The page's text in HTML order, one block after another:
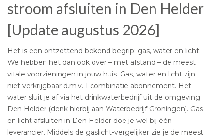
stroom afsluiten in Den Helder
[Update augustus 2026]
Het is een ontzettend bekend begrip: gas, water en licht.
We hebben het dan ook over – met afstand – de meest
vitale voorzieningen in jouw huis. Gas, water en licht zijn
niet verkrijgbaar d.m.v. 1 combinatie abonnement. Het
water sluit je af via het drinkwaterbedrijf uit de omgeving
Den Helder (denk hierbij aan Waterbedrijf Groningen). Gas
en licht afsluiten in Den Helder doe je wel bij één
leverancier. Middels de gaslicht-vergelijker zie je de meest